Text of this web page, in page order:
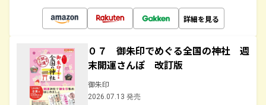
詳細を見る
０７ 御朱印でめぐる全国の神社 週
末開運さんぽ 改訂版
御朱印
2026.07.13 発売